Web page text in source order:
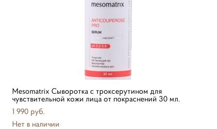
Mesomatrix Сыворотка с троксерутином для
чувствительной кожи лица от покраснений 30 мл.
1 990 pуб.
Нет в наличии